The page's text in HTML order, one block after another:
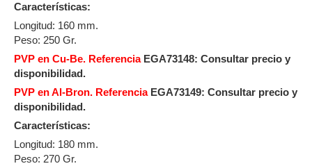
Características:
Longitud: 160 mm.
Peso: 250 Gr.
PVP en Cu-Be. ReferenciaEGA73148: Consultar precio y
disponibilidad.
PVP en Al-Bron. ReferenciaEGA73149: Consultar precio y
disponibilidad.
Características:
Longitud: 180 mm.
Peso: 270 Gr.